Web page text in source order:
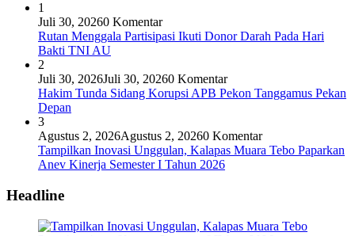
1
Juli 30, 20260 Komentar
Rutan Menggala Partisipasi Ikuti Donor Darah Pada Hari
Bakti TNI AU
2
Juli 30, 2026Juli 30, 20260 Komentar
Hakim Tunda Sidang Korupsi APB Pekon Tanggamus Pekan
Depan
3
Agustus 2, 2026Agustus 2, 20260 Komentar
Tampilkan Inovasi Unggulan, Kalapas Muara Tebo Paparkan
Anev Kinerja Semester I Tahun 2026
Headline